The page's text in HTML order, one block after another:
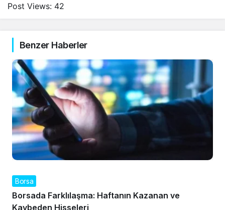
Post Views: 42
Benzer Haberler
Borsa
Borsada Farklılaşma: Haftanın Kazanan ve
Kaybeden Hisseleri